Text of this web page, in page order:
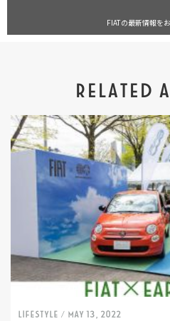
FIATの最新情報を
RELATED
LIFESTYLE / May 13, 2022